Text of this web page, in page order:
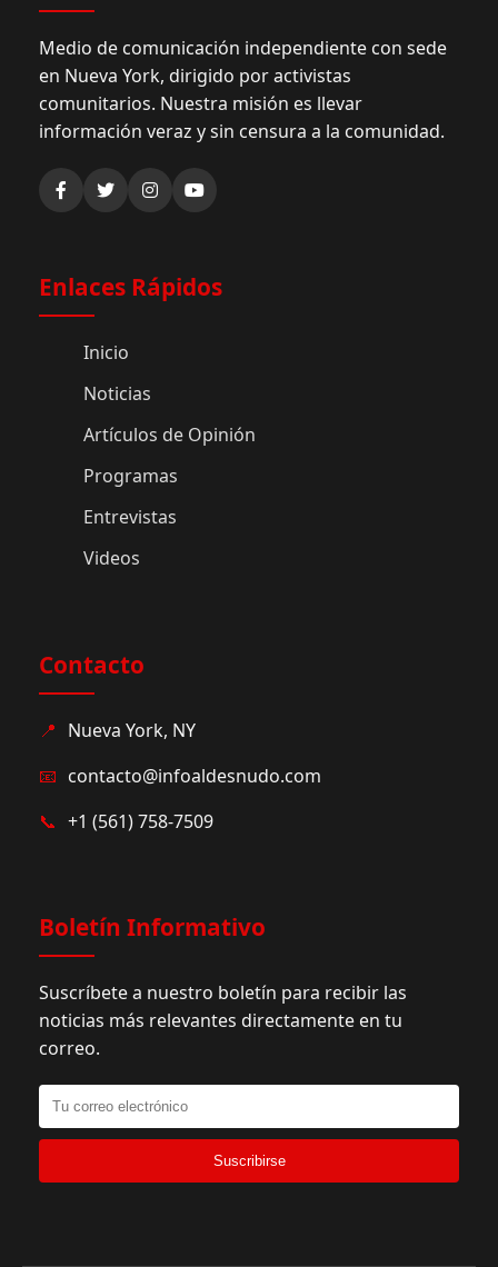
Medio de comunicación independiente con sede
en Nueva York, dirigido por activistas
comunitarios. Nuestra misión es llevar
información veraz y sin censura a la comunidad.
Enlaces Rápidos
Inicio
Noticias
Artículos de Opinión
Programas
Entrevistas
Videos
Contacto
📍 Nueva York, NY
📧 contacto@infoaldesnudo.com
📞 +1 (561) 758-7509
Boletín Informativo
Suscríbete a nuestro boletín para recibir las
noticias más relevantes directamente en tu
correo.
Suscribirse